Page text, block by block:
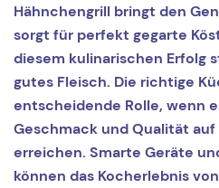
Hähnchengrill bringt den
sorgt für perfekt gegarte
diesem kulinarischen Erfolg
gutes Fleisch. Die richtige
entscheidende Rolle, wenn
Geschmack und Qualität
erreichen. Smarte Geräte
können das Kocherlebnis